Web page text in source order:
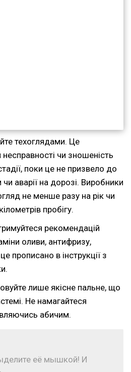
техоглядами. Це
чи зношеність
поки це не призвело до
аварії на дорозі. Виробники
не менше разу на рік чи
пробігу.
рекомендацій
оливи, антифризу,
прописано в інструкції з
лише якісне пальне, що
Не намагайтеся
абичим.
её мышкой! И